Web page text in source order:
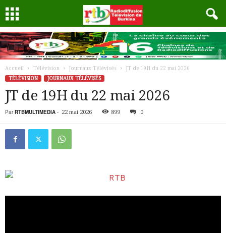
Accueil Télévision Journaux Télévisés
JT de 19H du 22 mai 2026
TÉLÉVISION
JOURNAUX TÉLÉVISÉS
JT de 19H du 22 mai 2026
Par RTBMULTIMEDIA - 22 mai 2026 899 0